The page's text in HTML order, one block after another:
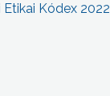
Kódex 2022